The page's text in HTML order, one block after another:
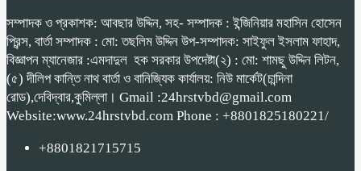
সম্পাদক ও প্রকাশক: আবছার উদ্দিন, সহ- সম্পাদক : ইন্জিনিয়ার মহাসিন হোসেন
প্রিন্স, বার্তা সম্পাদক : মো: তছলিম উদ্দিন উপ-সম্পাদক: সাইফুল ইসলাম ফাহাদ,
বিজ্ঞাপন ম্যানেজার :এমদাদুল হক সরকার উপদেষ্টা(২) : মো: শামছু উদ্দিন লিটন,
(৫) দীলিপ কান্তি নাথ বার্তা ও বানিজ্যিক কার্যালয়: নিউ মার্কেট(চান্দিনা
রোড),দেবিদ্বার,কুমিল্লা। Gmail :24hrstvbd@gmail.com
Website:www.24hrstvbd.com Phone : +8801825180221/
+8801821715715